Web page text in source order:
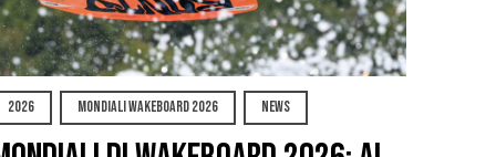
2026 MONDIALI WAKEBOARD 2026 NEWS